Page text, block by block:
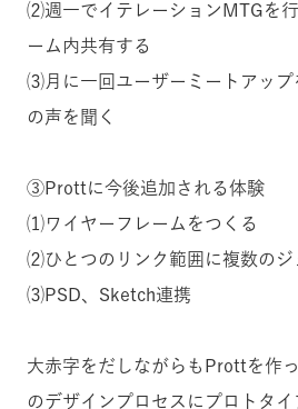
⑵週一でイテレーションMTGを
ーム内共有する
⑶月に一回ユーザーミートアップ
の声を聞く
③Prottに今後追加される体験
⑴ワイヤーフレームをつくる
⑵ひとつのリンク範囲に複数のジ
⑶PSD、Sketch連携
大赤字をだしながらもProttを作
のデザインプロセスにプロトタ